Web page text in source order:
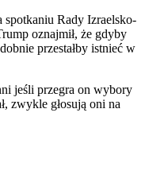
spotkaniu Rady Izraelsko-
oznajmił, że gdyby
przestałby istnieć w
jeśli przegra on wybory
zwykle głosują oni na